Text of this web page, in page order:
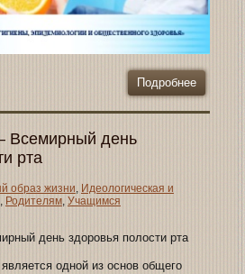
Подробнее
Всемирный день
рта
образ жизни, Идеологическая и
, Родителям, Учащимся
день здоровья полости рта
одной из основ общего